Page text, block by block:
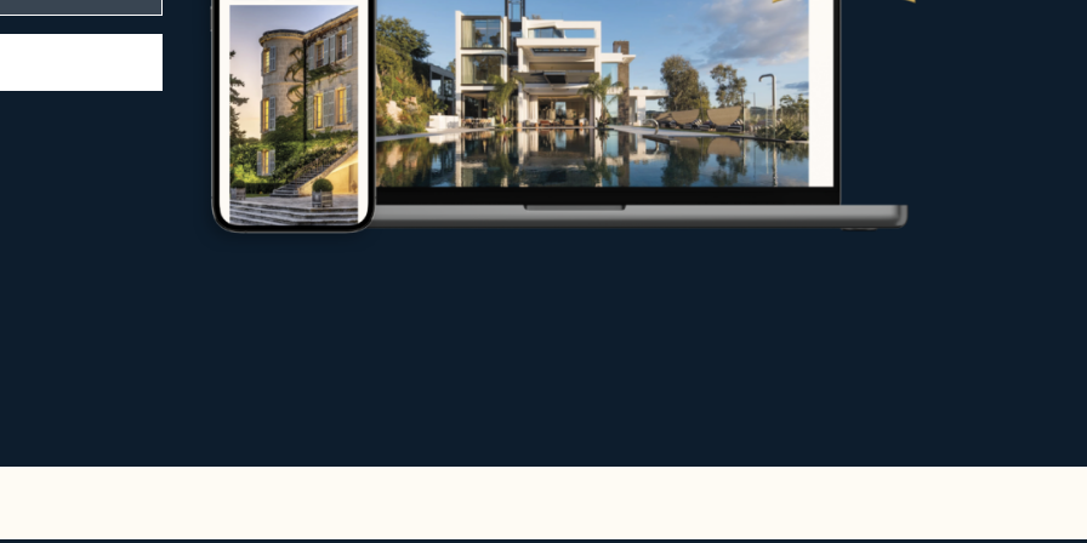
acompanha compradores, vendedores e proprietários nos seus
imobiliário de luxo
investidores e arrendatários
locais e internacionais
de exceção, vender o seu imóvel nas melhores condições ou arrendar
equipas de especialistas fazem tudo para valorizar o seu projeto.
e chalés de luxo